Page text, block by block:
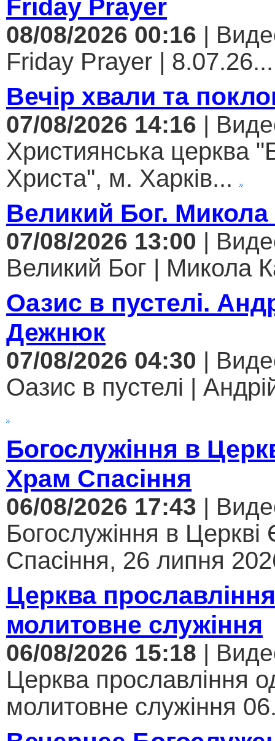
Friday Prayer
08/08/2026 00:16 |
Friday Prayer | 8.07.26...
Вечір хвали та
07/08/2026 14:16 |
Християнська церква
Христа", м. Харків...
Великий Бог. Микола
07/08/2026 13:00 |
Великий Бог | Микола
Оазис в пустелі.
Дежнюк
07/08/2026 04:30 |
Оазис в пустелі |
Богослужіння в
Храм Спасіння
06/08/2026 17:43 |
Богослужіння в
Спасіння, 26 липня
Церква
молитовне служіння
06/08/2026 15:18 |
Церква прославління
молитовне служіння